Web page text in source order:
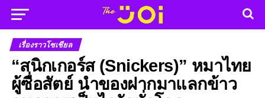
เรื่องราวโซเชียล
“สนิกเกอร์ส (Snickers)” หมาไทย
ผู้ซื่อสัตย์ นำของฝากมาแลกข้าว